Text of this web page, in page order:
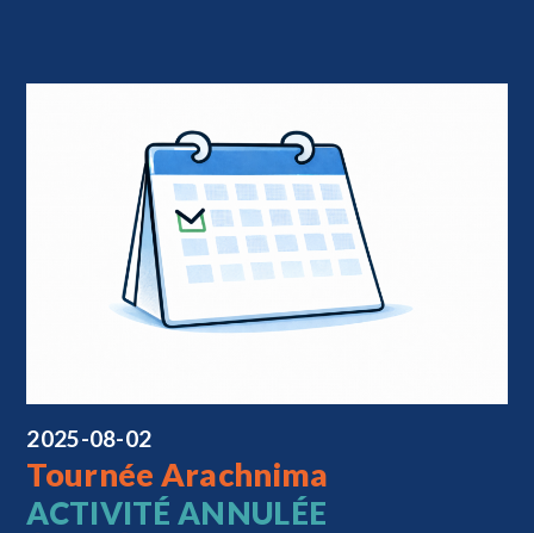
2025-08-02
Tournée Arachnima
ACTIVITÉ ANNULÉE